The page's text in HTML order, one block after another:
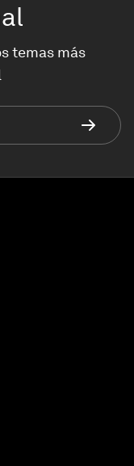
temas más